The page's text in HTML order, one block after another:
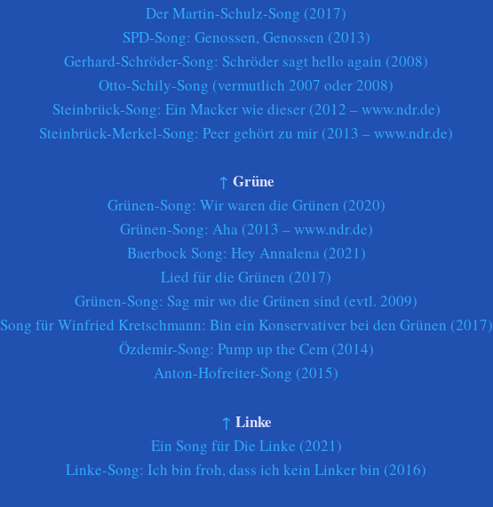
Der Martin-Schulz-Song (2017)
SPD-Song: Genossen, Genossen (2013)
Gerhard-Schröder-Song: Schröder sagt hello again (2008)
Otto-Schily-Song (vermutlich 2007 oder 2008)
Steinbrück-Song: Ein Macker wie dieser (2012 – www.ndr.de)
Steinbrück-Merkel-Song: Peer gehört zu mir (2013 – www.ndr.de)
↑ Grüne
Grünen-Song: Wir waren die Grünen (2020)
Grünen-Song: Aha (2013 – www.ndr.de)
Baerbock Song: Hey Annalena (2021)
Lied für die Grünen (2017)
Grünen-Song: Sag mir wo die Grünen sind (evtl. 2009)
Song für Winfried Kretschmann: Bin ein Konservativer bei den Grünen (2017)
Özdemir-Song: Pump up the Cem (2014)
Anton-Hofreiter-Song (2015)
↑ Linke
Ein Song für Die Linke (2021)
Linke-Song: Ich bin froh, dass ich kein Linker bin (2016)